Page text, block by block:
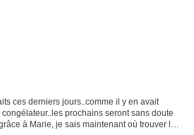
ces derniers jours..comme il y en avait
prochains seront sans doute
à Marie, je sais maintenant où trouver la